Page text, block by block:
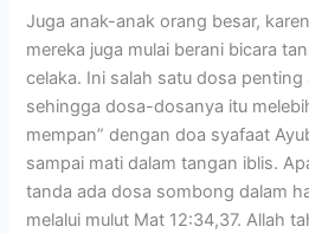
Juga anak-anak orang besar,
mereka juga mulai berani bicara
celaka. Ini salah satu dosa
sehingga dosa-dosanya itu
mempan” dengan doa syafaat
sampai mati dalam tangan iblis.
tanda ada dosa sombong dalam
melalui mulut Mat 12:34,37. Allah